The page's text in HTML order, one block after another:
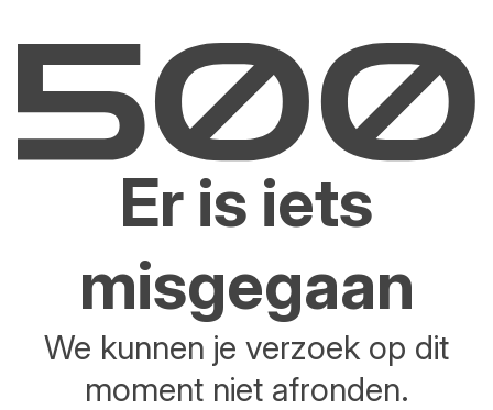
Er is iets
misgegaan
We kunnen je verzoek op dit
moment niet afronden.